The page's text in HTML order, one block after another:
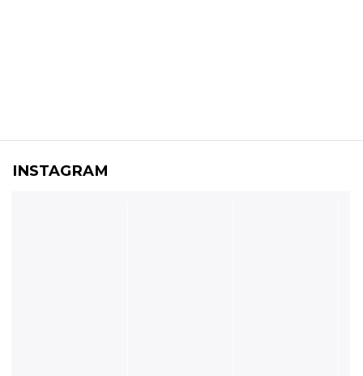
INSTAGRAM